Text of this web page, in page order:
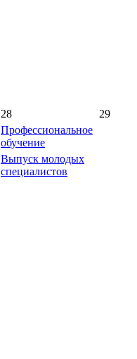
28
Профессиональное
обучение
Выпуск молодых
специалистов
29